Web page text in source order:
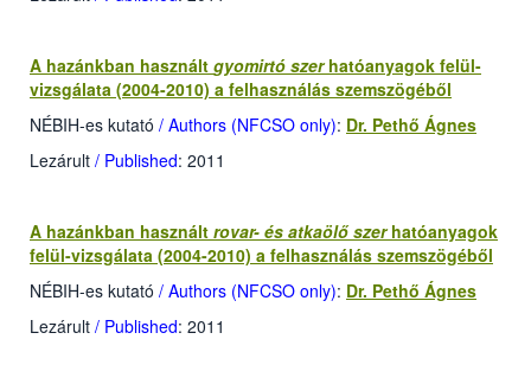
A hazánkban használt gyomirtó szerhatóanyagok felül-
vizsgálata (2004-2010) a felhasználás szemszögéből
NÉBIH-es kutató / Authors (NFCSO only): Dr. Pethő Ágnes
Lezárult / Published: 2011
A hazánkban használt rovar- és atkaölő szerhatóanyagok
felül-vizsgálata (2004-2010) a felhasználás szemszögéből
NÉBIH-es kutató / Authors (NFCSO only): Dr. Pethő Ágnes
Lezárult / Published: 2011